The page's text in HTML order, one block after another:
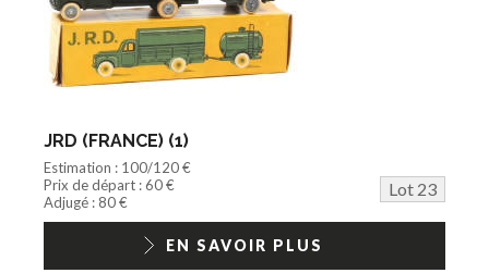
JRD (FRANCE) (1)
Estimation : 100/120 €
Prix de départ : 60 €
Lot 23
Adjugé : 80 €
EN SAVOIR PLUS